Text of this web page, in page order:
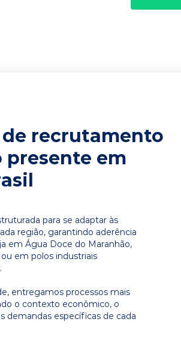
de recrutamento
presente em
para se adaptar às
região, garantindo aderência
em Água Doce do Maranhão,
em polos industriais
entregamos processos mais
o contexto econômico, o
demandas específicas de cada